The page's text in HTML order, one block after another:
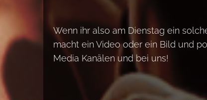
Wenn ihr also am Dienstag ein
macht ein Video oder ein Bild und
Media Kanälen und bei uns!